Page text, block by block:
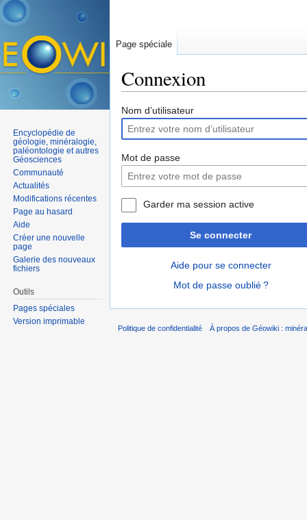
Connexion
Nom d’utilisateur
Mot de passe
Garder ma session active
Se connecter
Aide pour se connecter
Mot de passe oublié ?
Page spéciale
Encyclopédie de
géologie, minéralogie,
paléontologie et autres
Géosciences
Communauté
Actualités
Modifications récentes
Page au hasard
Aide
Créer une nouvelle
page
Galerie des nouveaux
fichiers
Outils
Pages spéciales
Version imprimable
Politique de confidentialité À propos de Géowiki :